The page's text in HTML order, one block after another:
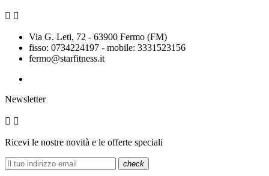
 
Via G. Leti, 72 - 63900 Fermo (FM)
fisso: 0734224197 - mobile: 3331523156
fermo@starfitness.it
Newsletter
 
Ricevi le nostre novità e le offerte speciali
check